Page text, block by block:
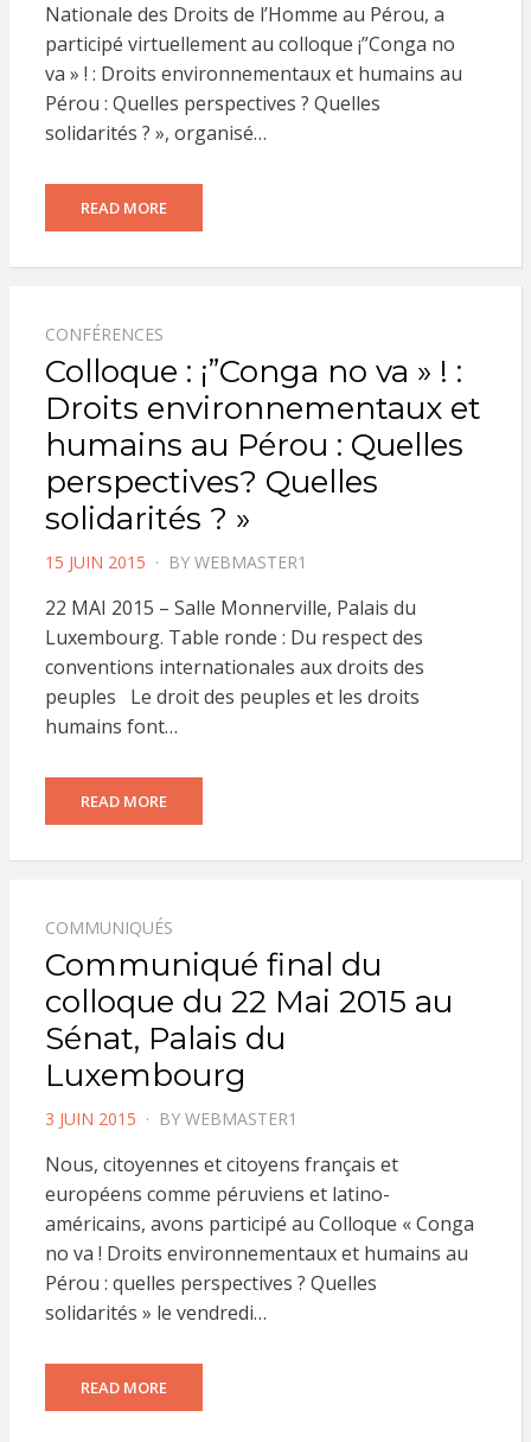
Nationale des Droits de l’Homme au Pérou, a
participé virtuellement au colloque ¡”Conga no
va » ! : Droits environnementaux et humains au
Pérou : Quelles perspectives ? Quelles
solidarités ? », organisé…
READ MORE
CONFÉRENCES
Colloque : ¡”Conga no va » ! :
Droits environnementaux et
humains au Pérou : Quelles
perspectives? Quelles
solidarités ? »
POSTED
15 JUIN 2015 BY WEBMASTER1
22 MAI 2015 – Salle Monnerville, Palais du
Luxembourg. Table ronde : Du respect des
conventions internationales aux droits des
peuples Le droit des peuples et les droits
humains font…
READ MORE
COMMUNIQUÉS
Communiqué final du
colloque du 22 Mai 2015 au
Sénat, Palais du
Luxembourg
POSTED
3 JUIN 2015 BY WEBMASTER1
Nous, citoyennes et citoyens français et
européens comme péruviens et latino-
américains, avons participé au Colloque « Conga
no va ! Droits environnementaux et humains au
Pérou : quelles perspectives ? Quelles
solidarités » le vendredi…
READ MORE